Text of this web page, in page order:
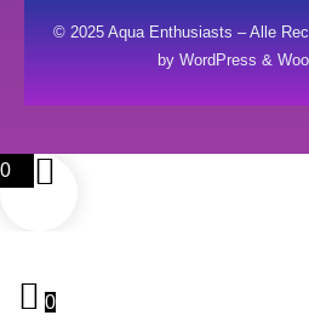
© 2025 Aqua Enthusiasts – Alle
by WordPress &
0
0